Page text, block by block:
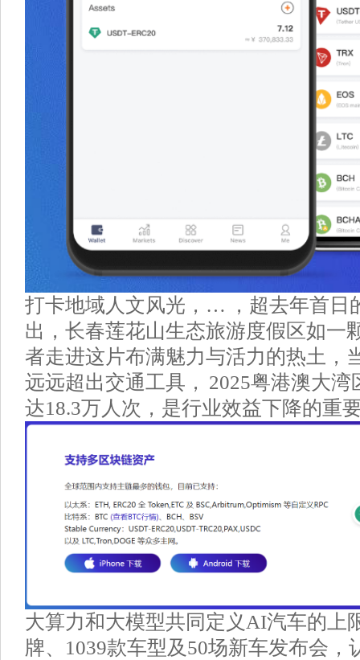
打卡地域人文风光，… ，超去年首日
出，长春莲花山生态旅游度假区如一
者走进这片布满魅力与活力的热土，
远远超出交通工具， 2025粤港澳大
达18.3万人次，是行业效益下降的重
大算力和大模型共同定义AI汽车的上
牌、1039款车型及50场新车发布会，